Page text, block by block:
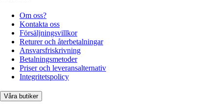
Om oss?
Kontakta oss
Försäljningsvillkor
Returer och återbetalningar
Ansvarsfriskrivning
Betalningsmetoder
Priser och leveransalternativ
Integritetspolicy
Våra butiker